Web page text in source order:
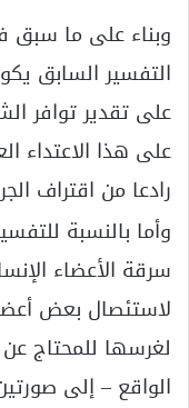
وبناء على ما سبق
التفسير السابق
على تقدير توافر
على هذا الاعتداء
رادعا من اقتراف
وأما بالنسبة
سرقة الأعضاء
لاستئصال بعض
لغرسها للمحتاج
الواقع – إلى